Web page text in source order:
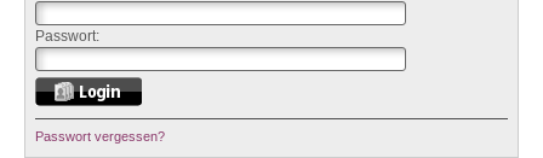
Passwort:
Passwort vergessen?